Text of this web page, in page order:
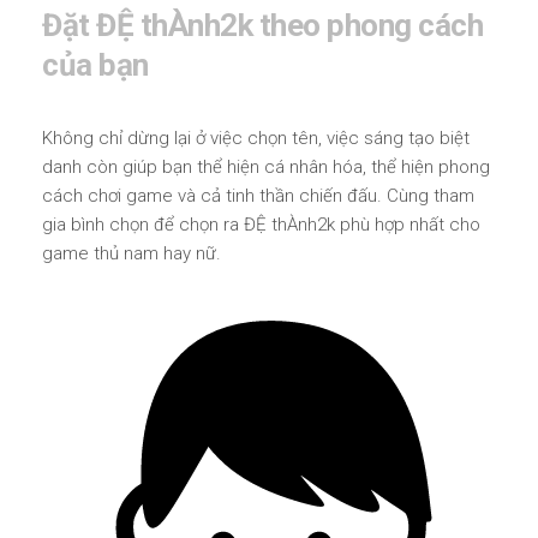
Đặt ĐỆ thÀnh2k theo phong cách
của bạn
Không chỉ dừng lại ở việc chọn tên, việc sáng tạo biệt
danh còn giúp bạn thể hiện cá nhân hóa, thể hiện phong
cách chơi game và cả tinh thần chiến đấu. Cùng tham
gia bình chọn để chọn ra ĐỆ thÀnh2k phù hợp nhất cho
game thủ nam hay nữ.